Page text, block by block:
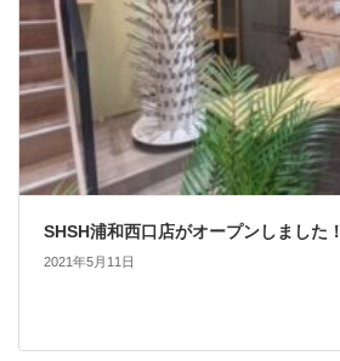
SHSH浦和西口店がオープンしました！
2021年5月11日